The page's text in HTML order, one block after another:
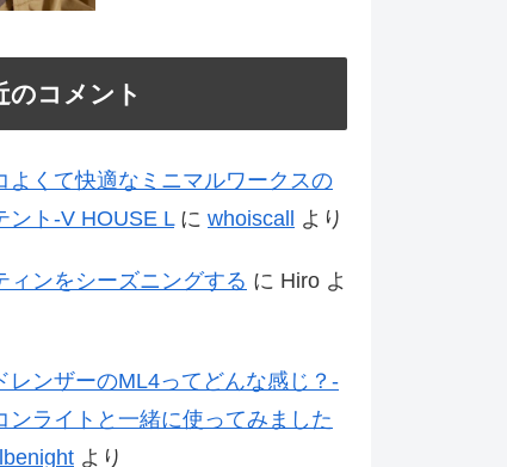
のコメント
よくて快適なミニマルワークスの
ント-V HOUSE Lに whoiscall より
ィンをシーズニングする に Hiro よ
レンザーのML4ってどんな感じ？-
ンライトと一緒に使ってみました
より